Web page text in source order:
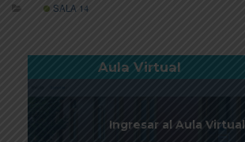
SALA 14
Aula Virtual
Ingresar al Aula Virtual